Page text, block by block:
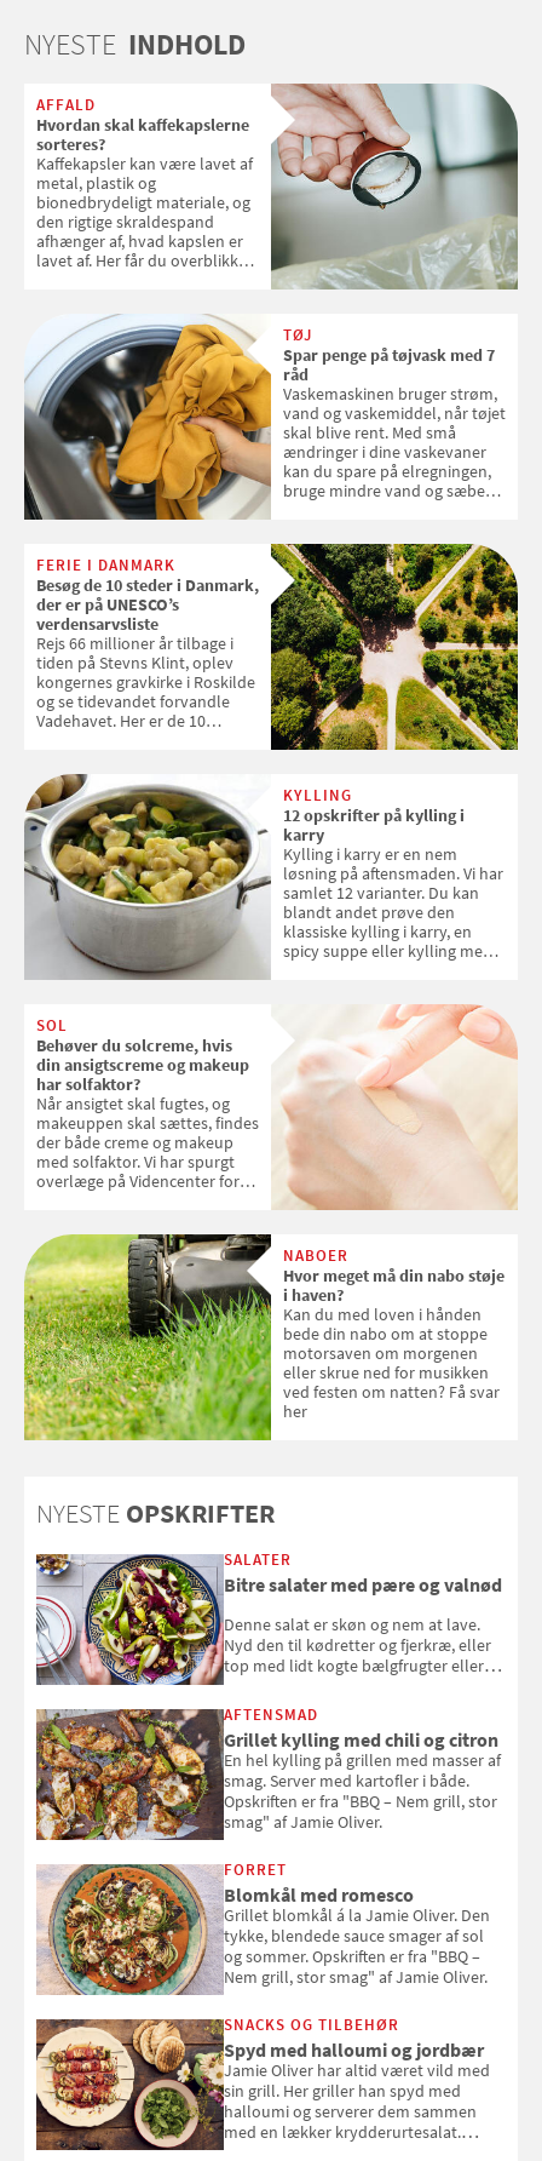
NYESTE INDHOLD
AFFALD
Hvordan skal kaffekapslerne
sorteres?
Kaffekapsler kan være lavet af
metal, plastik og
bionedbrydeligt materiale, og
den rigtige skraldespand
afhænger af, hvad kapslen er
lavet af. Her får du overblikket
TØJ
Spar penge på tøjvask med 7
råd
Vaskemaskinen bruger strøm,
vand og vaskemiddel, når tøjet
skal blive rent. Med små
ændringer i dine vaskevaner
kan du spare på elregningen,
bruge mindre vand og sæbe
enkle råd til at spare penge på
tøjvasken
FERIE I DANMARK
Besøg de 10 steder i Danmark,
der er på UNESCO’s
verdensarvsliste
Rejs 66 millioner år tilbage i
tiden på Stevns Klint, oplev
kongernes gravkirke i Roskilde
og se tidevandet forvandle
Vadehavet. Her er de 10
KYLLING
12 opskrifter på kylling i
karry
Kylling i karry er en nem
løsning på aftensmaden. Vi har
samlet 12 varianter. Du kan
blandt andet prøve den
klassiske kylling i karry, en
spicy suppe eller kylling med
SOL
Behøver du solcreme, hvis
din ansigtscreme og makeup
har solfaktor?
Når ansigtet skal fugtes, og
makeuppen skal sættes, findes
der både creme og makeup
med solfaktor. Vi har spurgt
overlæge på Videncenter for
med SPF kan erstatte
solcreme, når man bevæger
sig ud i solen
NABOER
Hvor meget må din nabo støje
i haven?
Kan du med loven i hånden
bede din nabo om at stoppe
motorsaven om morgenen
eller skrue ned for musikken
ved festen om natten? Få svar
her
NYESTE OPSKRIFTER
SALATER
Bitre salater med pære og valnød
Denne salat er skøn og nem at lave.
Nyd den til kødretter og fjerkræ, eller
top med lidt kogte bælgfrugter eller
selvstændigt måltid. Opskriften er fra
Louisa Lorangs kogebog "Salat".
AFTENSMAD
Grillet kylling med chili og citron
En hel kylling på grillen med masser af
smag. Server med kartofler i både.
Opskriften er fra "BBQ – Nem grill, stor
smag" af Jamie Oliver.
FORRET
Blomkål med romesco
Grillet blomkål á la Jamie Oliver. Den
tykke, blendede sauce smager af sol
og sommer. Opskriften er fra "BBQ –
Nem grill, stor smag" af Jamie Oliver.
SNACKS OG TILBEHØR
Spyd med halloumi og jordbær
Jamie Oliver har altid været vild med
sin grill. Her griller han spyd med
halloumi og serverer dem sammen
med en lækker krydderurtesalat.